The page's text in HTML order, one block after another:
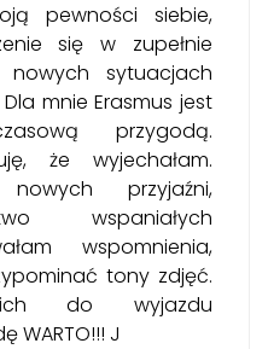
pewności siebie,
się w zupełnie
sytuacjach
mnie Erasmus jest
przygodą.
że wyjechałam.
przyjaźni,
wspaniałych
wspomnienia,
tony zdjęć.
do wyjazdu
WARTO!!! J